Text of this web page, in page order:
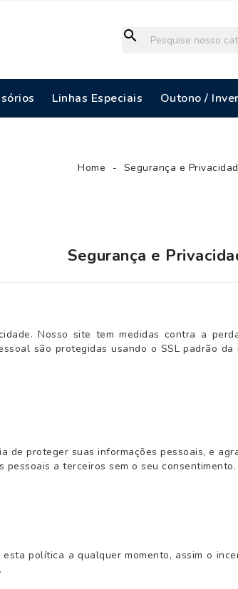
search
Linhas Especiais Outono /
Home Segurança e
Segurança e
Nosso site tem medidas contra a
são protegidas usando o SSL padrão
de proteger suas informações pessoais, e
a terceiros sem o seu consentimento.
política a qualquer momento, assim o